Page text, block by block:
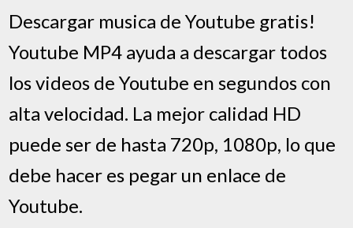
Descargar musica de Youtube gratis!
Youtube MP4 ayuda a descargar todos
los videos de Youtube en segundos con
alta velocidad. La mejor calidad HD
puede ser de hasta 720p, 1080p, lo que
debe hacer es pegar un enlace de
Youtube.